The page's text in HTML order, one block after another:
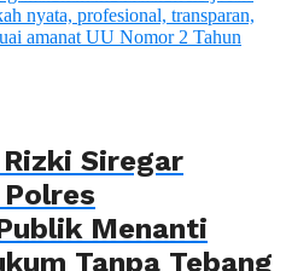
Siregar
Menanti
Tanpa Tebang